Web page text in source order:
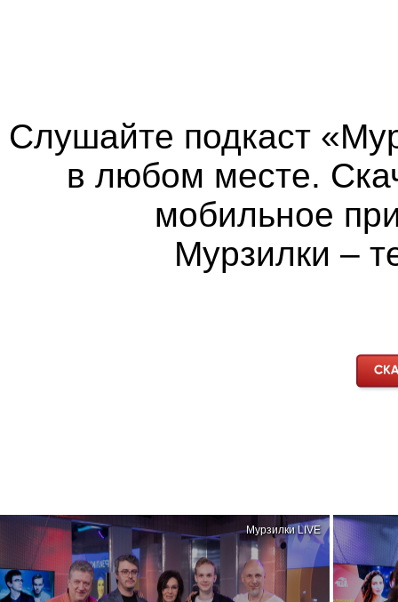
Слушайте подкаст
в любом месте.
мобильное
Мурзилки –
Мурзилки LIVE